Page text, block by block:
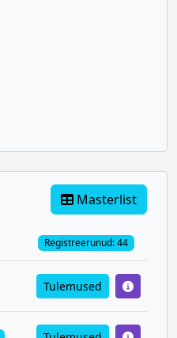
Masterlist
Registreerunud: 44
Tulemused